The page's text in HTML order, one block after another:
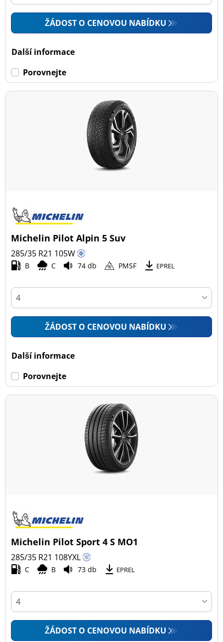
ŽÁDOST O CENOVOU NABÍDKU
Další informace
Porovnejte
Michelin Pilot Alpin 5 Suv
285/35 R21 105W
B C 74 db PMSF EPREL
ŽÁDOST O CENOVOU NABÍDKU
Další informace
Porovnejte
Michelin Pilot Sport 4 S MO1
285/35 R21 108YXL
C B 73 db EPREL
ŽÁDOST O CENOVOU NABÍDKU